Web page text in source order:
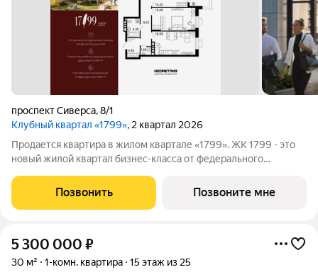
проспект Сиверса,8/1
Клубный квартал «1799», 2 квартал 2026
Продается квартира в жилом квартале «1799». ЖК 1799 - это
новый жилой квартал бизнес-класса от федерального
легендарной улицы Пушкинской в Ростове-на-Дону. Это
любимое горожанами место, где в полной
Позвонить Позвоните мне
5 300 000 ₽
30 м² 1-комн. квартира 15 этаж из 25